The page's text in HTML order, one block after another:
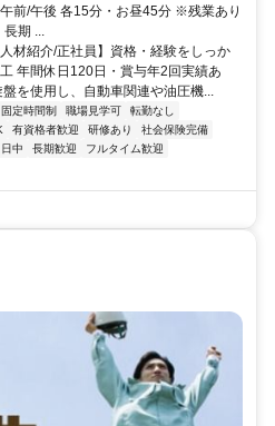
前/午後 各15分・お昼45分 ※残業あり
期 ...
材紹介/正社員】資格・経験をしっか
年間休日120日・賞与年2回実績あ
を使用し、自動車関連や油圧機...
固定時間制 職場見学可
転勤なし
有資格者歓迎 研修あり
社会保険完備
日中 長期歓迎
フルタイム歓迎